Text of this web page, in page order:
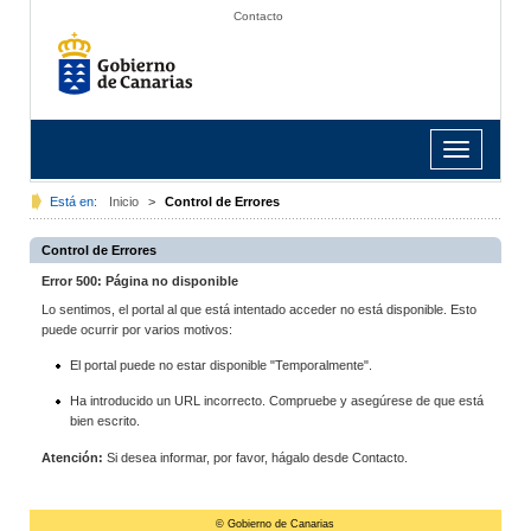
Contacto
Toggle
navigation
Está en: Inicio > Control de Errores
Control de Errores
Error 500: Página no disponible
Lo sentimos, el portal al que está intentado acceder no está disponible. Esto
puede ocurrir por varios motivos:
El portal puede no estar disponible "Temporalmente".
Ha introducido un URL incorrecto. Compruebe y asegúrese de que está
bien escrito.
Atención: Si desea informar, por favor, hágalo desde Contacto.
© Gobierno de Canarias